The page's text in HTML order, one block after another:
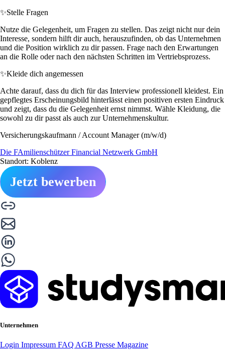
✨Stelle Fragen
Nutze die Gelegenheit, um Fragen zu stellen. Das zeigt nicht nur dein
Interesse, sondern hilft dir auch, herauszufinden, ob das Unternehmen
und die Position wirklich zu dir passen. Frage nach den Erwartungen
an die Rolle oder nach den nächsten Schritten im Vertriebsprozess.
✨Kleide dich angemessen
Achte darauf, dass du dich für das Interview professionell kleidest. Ein
gepflegtes Erscheinungsbild hinterlässt einen positiven ersten Eindruck
und zeigt, dass du die Gelegenheit ernst nimmst. Wähle Kleidung, die
sowohl zu dir passt als auch zur Unternehmenskultur.
Versicherungskaufmann / Account Manager (m/w/d)
Die FAmilienschützer Financial Netzwerk GmbH
Standort: Koblenz
Jetzt bewerben
Unternehmen
Login Impressum FAQ AGB Presse Magazine